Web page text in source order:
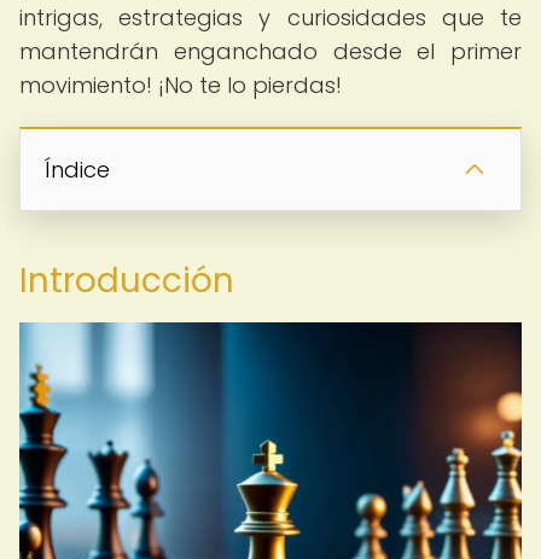
intrigas, estrategias y curiosidades que te
mantendrán enganchado desde el primer
movimiento! ¡No te lo pierdas!
Índice
Introducción